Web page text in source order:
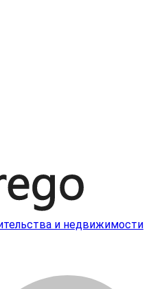
и недвижимости